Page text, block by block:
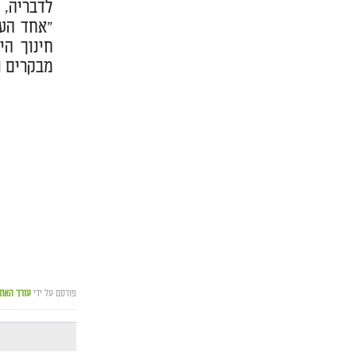
"אחד
חינוך
מבקרים
פורסם על ידי עורך